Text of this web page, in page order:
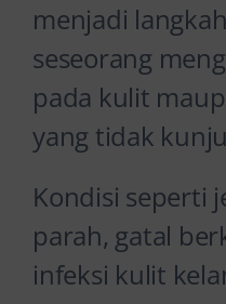
menjadi
seseorang
pada kulit
yang tidak
Kondisi seperti
parah, gatal
infeksi kulit